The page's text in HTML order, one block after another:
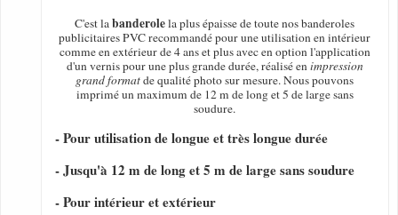
C'est labanderolela plus épaisse de toute nos banderoles
publicitaires PVC recommandé pour une utilisation en intérieur
comme en extérieur de 4 ans et plus avec en option l'application
d'un vernis pour une plus grande durée, réalisé enimpression
grand formatde qualité photo sur mesure. Nous pouvons
imprimé un maximum de 12 m de long et 5 de large sans
soudure.
- Pour utilisation de longue et très longue durée
- Jusqu'à 12 m de long et 5 m de large sans soudure
- Pour intérieur et extérieur